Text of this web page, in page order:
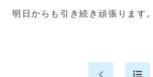
明日からも引き続き頑張ります。